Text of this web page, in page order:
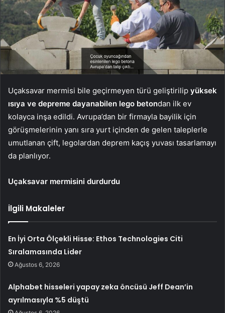
Uçaksavar mermisi bile geçirmeyen türü geliştirilip yüksek
ısıya ve depreme dayanabilen lego betondan ilk ev
kolayca inşa edildi. Avrupa’dan bir firmayla bayilik için
görüşmelerinin yanı sıra yurt içinden de gelen taleplerle
umutlanan çift, legolardan deprem kaçış yuvası tasarlamayı
da planlıyor.
Uçaksavar mermisini durdurdu
İlgili Makaleler
En İyi Orta Ölçekli Hisse: Ethos Technologies Citi
Sıralamasında Lider
Ağustos 6, 2026
Alphabet hisseleri yapay zeka öncüsü Jeff Dean’in
ayrılmasıyla %5 düştü